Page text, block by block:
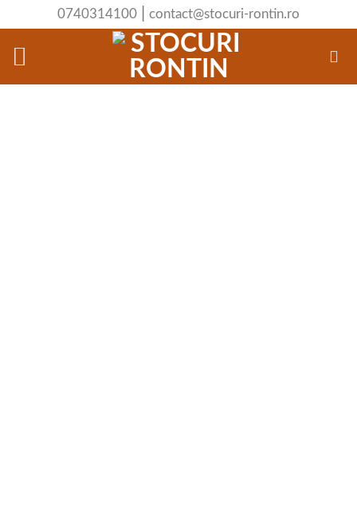
content
0740314100 contact@stocuri-rontin.ro